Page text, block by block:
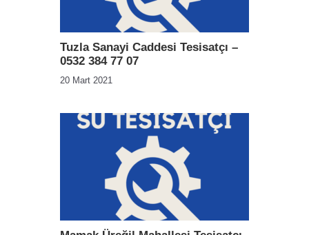
Tuzla Sanayi Caddesi Tesisatçı –
0532 384 77 07
20 Mart 2021